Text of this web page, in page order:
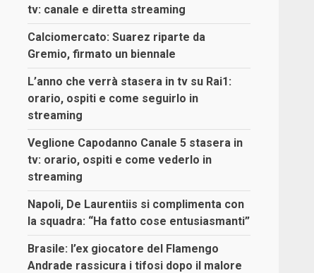
tv: canale e diretta streaming
Calciomercato: Suarez riparte da
Gremio, firmato un biennale
L’anno che verrà stasera in tv su Rai1:
orario, ospiti e come seguirlo in
streaming
Veglione Capodanno Canale 5 stasera in
tv: orario, ospiti e come vederlo in
streaming
Napoli, De Laurentiis si complimenta con
la squadra: “Ha fatto cose entusiasmanti”
Brasile: l’ex giocatore del Flamengo
Andrade rassicura i tifosi dopo il malore